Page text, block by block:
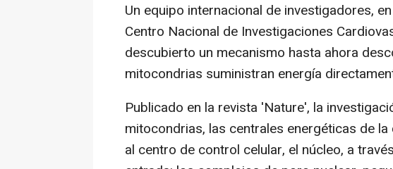
Un equipo internacional de investigadores,
Centro Nacional de Investigaciones
descubierto un mecanismo hasta ahora
mitocondrias suministran energía
Publicado en la revista 'Nature', la
mitocondrias, las centrales energéticas de
al centro de control celular, el núcleo, a